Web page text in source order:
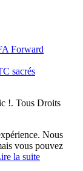
Forward
sacrés
!. Tous Droits
Nous
vous pouvez
la suite